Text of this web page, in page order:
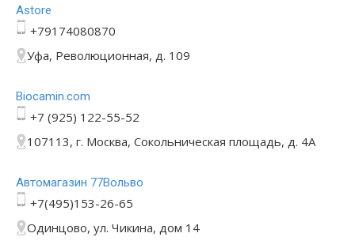
Astore
+79174080870
Уфа, Революционная, д. 109
Bioсamin.com
+7 (925) 122-55-52
107113, г. Москва, Сокольническая площадь, д. 4А
Автомагазин 77Вольво
+7(495)153-26-65
Одинцово, ул. Чикина, дом 14